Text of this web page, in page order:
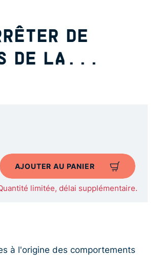
DE
DE LA...
AJOUTER AU PANIER
limitée, délai supplémentaire.
à l'origine des comportements